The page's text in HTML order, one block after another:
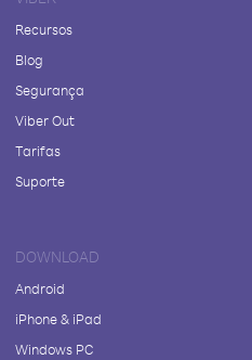
Recursos
Blog
Segurança
Viber Out
Tarifas
Suporte
DOWNLOAD
Android
iPhone & iPad
Windows PC